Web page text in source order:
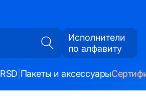
Исполнители
по алфавиту
RSD Пакеты и аксессуары